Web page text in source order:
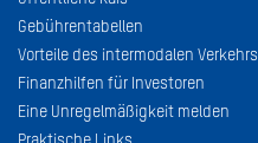
Gebührentabellen
Vorteile des intermodalen Verkehrs
Finanzhilfen für Investoren
Eine Unregelmäßigkeit melden